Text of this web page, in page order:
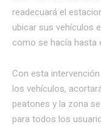
readecuará el
ubicar sus vehículos
como se hacía hasta
Con esta
los vehículos,
peatones y la zona
para todos los